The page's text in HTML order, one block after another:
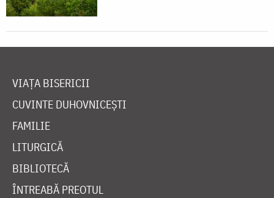
VIAȚA BISERICII
CUVINTE DUHOVNICEȘTI
FAMILIE
LITURGICĂ
BIBLIOTECĂ
ÎNTREABĂ PREOTUL